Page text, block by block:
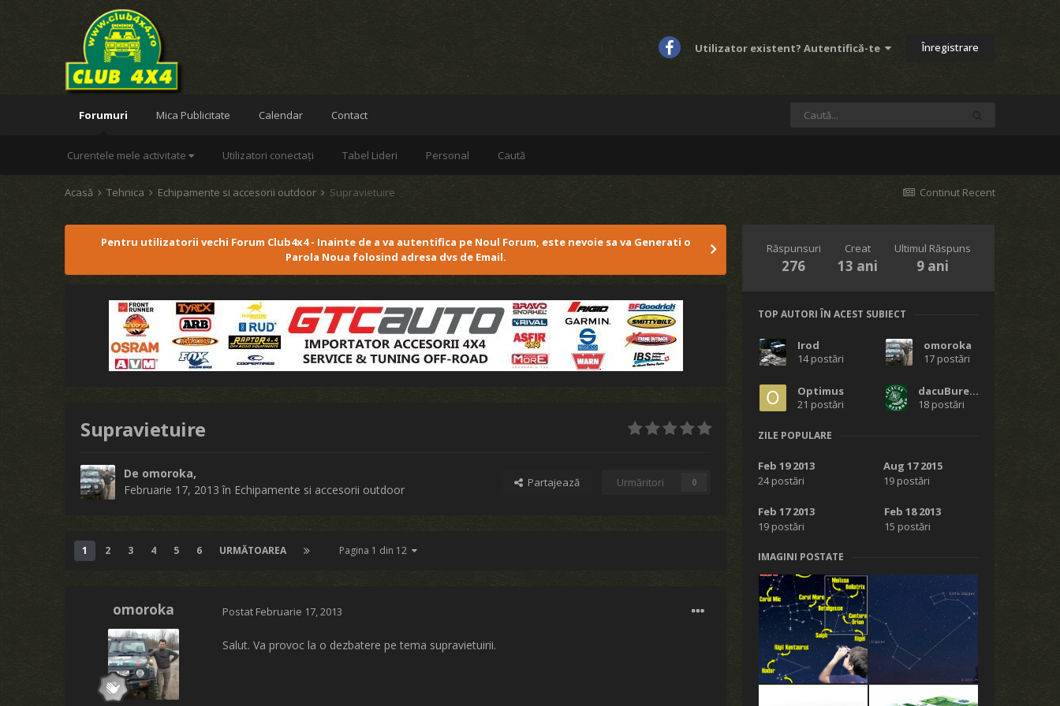
Utilizator existent? Autentifică-te Înregistrare
Forumuri
Curentele mele activitate Utilizatori conectați Tabel Lideri Personal Caută
Mica Publicitate Calendar Contact
Continut Recent
Acasă Tehnica Echipamente si accesorii outdoor Supravietuire
Pentru utilizatorii vechi Forum Club4x4 - Inainte de a va autentifica pe Noul Forum, este nevoie sa va Generati o
Parola Noua folosind adresa dvs de Email.
Supravietuire
De omoroka,
Februarie 17, 2013 în Echipamente si accesorii outdoor Partajează Urmăritori 0
1 2 3 4 5 6 URMĂTOAREA Pagina 1 din 12
omoroka Postat Februarie 17, 2013
Salut. Va provoc la o dezbatere pe tema supravietuirii.
Răspunsuri
276
Creat
13 ani
Ultimul Răspuns
9 ani
TOP AUTORI ÎN ACEST SUBIECT
Irod
14 postări
omoroka
17 postări
Optimus
21 postări
dacuBurebista
18 postări
ZILE POPULARE
Feb 19 2013
24 postări
Aug 17 2015
19 postări
Feb 17 2013
19 postări
Feb 18 2013
15 postări
IMAGINI POSTATE